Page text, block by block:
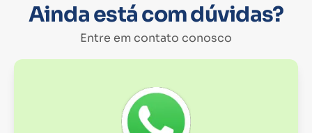
Ainda está com dúvidas?
Entre em contato conosco